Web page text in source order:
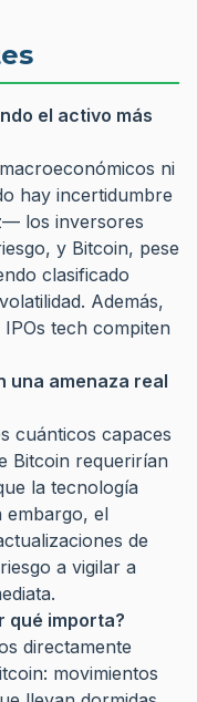
el activo más
ni
hay incertidumbre
los inversores
y Bitcoin, pese
clasificado
Además,
tech compiten
una amenaza real
cuánticos capaces
Bitcoin requerirían
la tecnología
embargo, el
de
a vigilar a
qué importa?
directamente
movimientos